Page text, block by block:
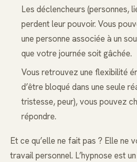
Les déclencheurs (personnes,
perdent leur pouvoir. Vous
une personne associée à un
que votre journée soit gâchée.
Vous retrouvez une flexibilité
d’être bloqué dans une seule
tristesse, peur), vous pouvez
répondre.
Et ce qu’elle ne fait pas ? Elle ne
travail personnel. L’hypnose est